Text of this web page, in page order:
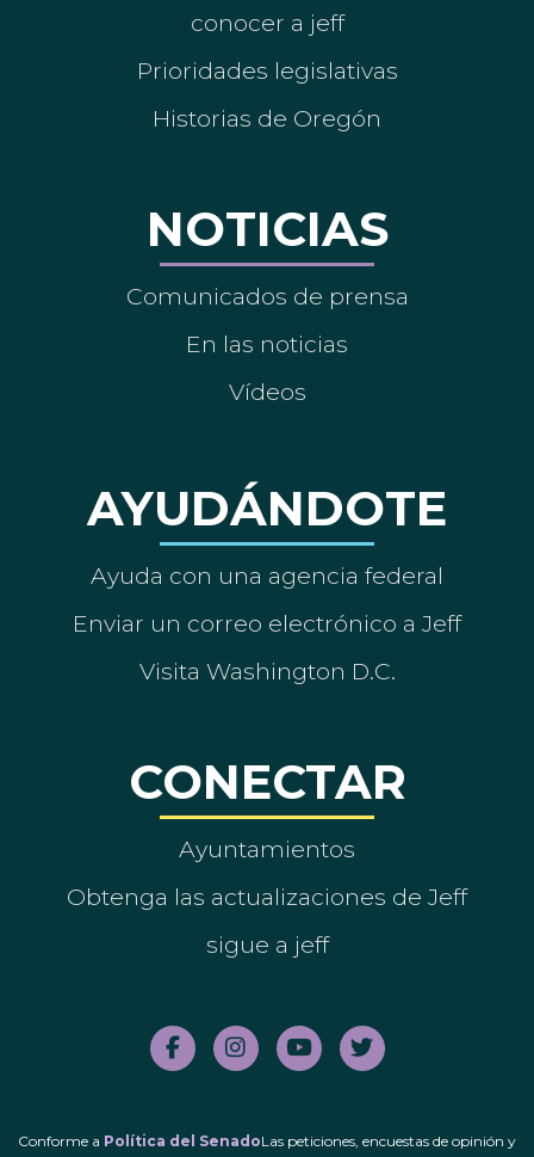
conocer a jeff
Prioridades legislativas
Historias de Oregón
NOTICIAS
Comunicados de prensa
En las noticias
Vídeos
AYUDÁNDOTE
Ayuda con una agencia federal
Enviar un correo electrónico a Jeff
Visita Washington D.C.
CONECTAR
Ayuntamientos
Obtenga las actualizaciones de Jeff
sigue a jeff
Conforme a Política del SenadoLas peticiones, encuestas de opinión y